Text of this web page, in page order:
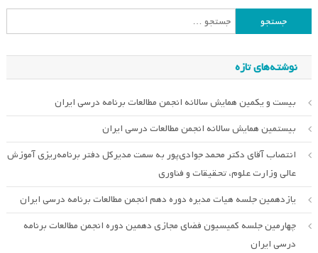
جستجو
برای:
نوشته‌های تازه
بیست و یکمین همایش سالانه انجمن مطالعات برنامه درسی ایران
بیستمین همایش سالانه انجمن مطالعات درسی ایران
انتصاب آقای دکتر محمد جوادی‌پور به سمت مدیرکل دفتر برنامه‌ریزی آموزش
عالی وزارت علوم، تحقیقات و فناوری
یازدهمین جلسه هیات مدیره دوره دهم انجمن مطالعات برنامه درسی ایران
چهارمین جلسه کمیسیون فضای مجازی دهمین دوره انجمن مطالعات برنامه
درسی ایران